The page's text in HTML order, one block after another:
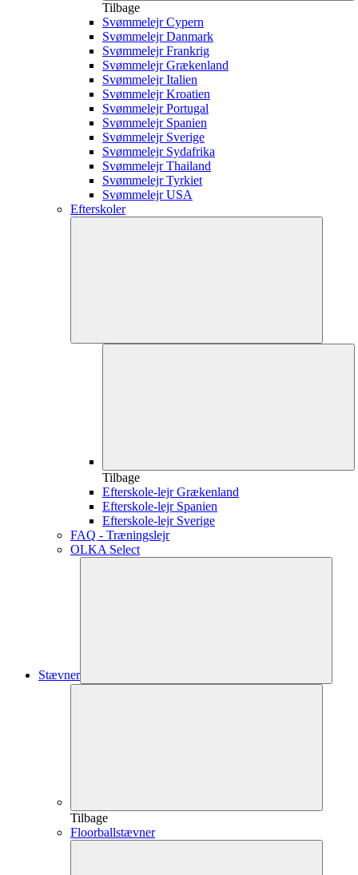
Tilbage
Svømmelejr Cypern
Svømmelejr Danmark
Svømmelejr Frankrig
Svømmelejr Grækenland
Svømmelejr Italien
Svømmelejr Kroatien
Svømmelejr Portugal
Svømmelejr Spanien
Svømmelejr Sverige
Svømmelejr Sydafrika
Svømmelejr Thailand
Svømmelejr Tyrkiet
Svømmelejr USA
Efterskoler
Tilbage
Efterskole-lejr Grækenland
Efterskole-lejr Spanien
Efterskole-lejr Sverige
FAQ - Træningslejr
OLKA Select
Stævner
Tilbage
Floorballstævner